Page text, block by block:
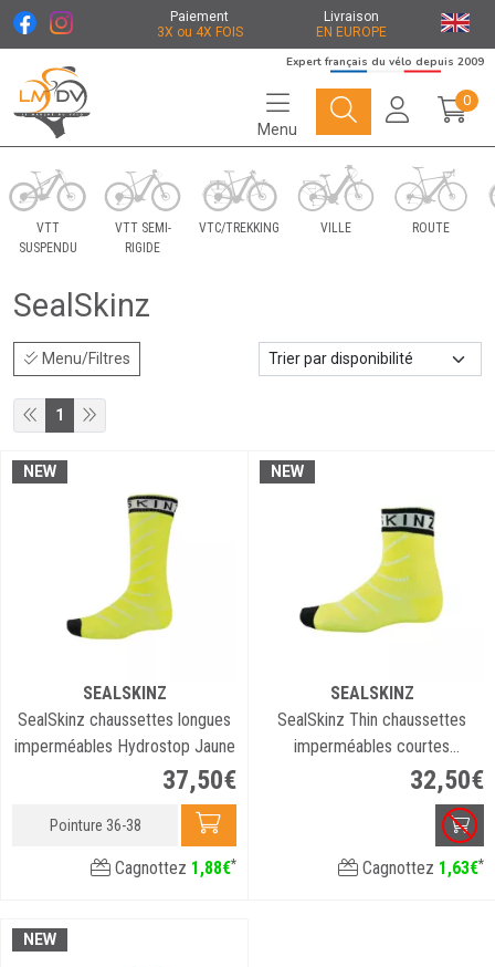
Paiement
3X ou 4X FOIS
Livraison
EN EUROPE
Le Marché du Vélo Votre distributeurs de vélo
Expert français du vélo depuis 2009
Menu
0
VTT
SUSPENDU
VTT SEMI-
RIGIDE
VTC/TREKKING VILLE ROUTE
SealSkinz
Menu/Filtres
1
NEW
SEALSKINZ
SealSkinz chaussettes longues
imperméables Hydrostop Jaune
37,50€
Pointure 36-38
Cagnottez 1,88€*
NEW
SEALSKINZ
SealSkinz Thin chaussettes
imperméables courtes
Hydrostop jaune
32,50€
Cagnottez 1,63€*
NEW